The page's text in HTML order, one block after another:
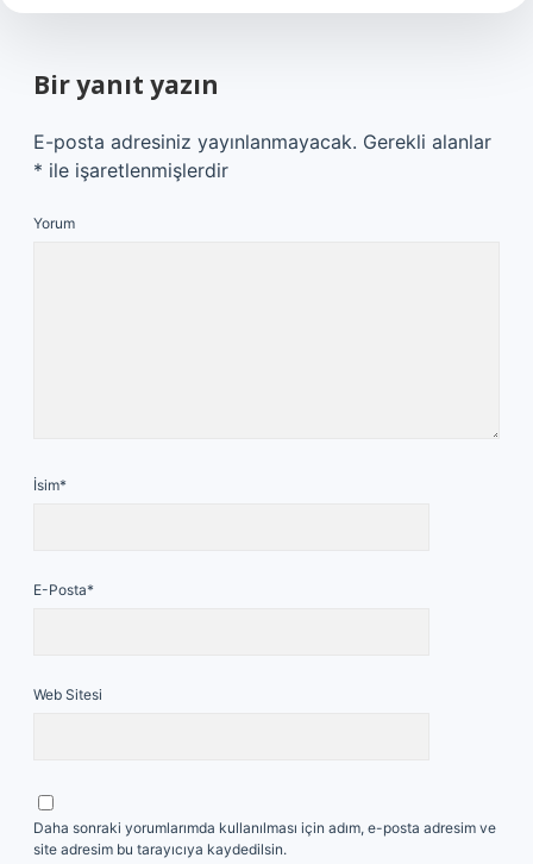
Bir yanıt yazın
E-posta adresiniz yayınlanmayacak. Gerekli alanlar
* ile işaretlenmişlerdir
Yorum
İsim*
E-Posta*
Web Sitesi
Daha sonraki yorumlarımda kullanılması için adım, e-posta adresim ve
site adresim bu tarayıcıya kaydedilsin.